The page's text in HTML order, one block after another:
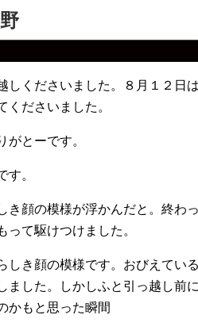
しくださいました。８月１２日
くださいました。
がとーです。
す。
き顔の模様が浮かんだと。終わ
って駆けつけました。
しき顔の模様です。おびえてい
ました。しかしふと引っ越し前
かもと思った瞬間